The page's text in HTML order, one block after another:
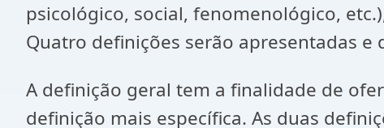
psicológico, social, fenomenológico,
Quatro definições serão apresentadas
A definição geral tem a finalidade de
definição mais específica. As duas